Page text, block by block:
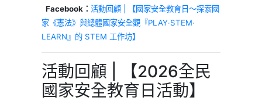
Facebook： 活動回顧 | 【國家安全教育日～探索國
家《憲法》與總體國家安全觀『PLAY‧STEM‧
LEARN』的 STEM 工作坊】
活動回顧 | 【2026全民
國家安全教育日活動】